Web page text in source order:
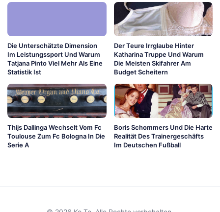
Die Unterschätzte Dimension
Im Leistungssport Und Warum
Tatjana Pinto Viel Mehr Als Eine
Statistik Ist
Der Teure Irrglaube Hinter
Katharina Truppe Und Warum
Die Meisten Skifahrer Am
Budget Scheitern
Thijs Dallinga Wechselt Vom Fc
Toulouse Zum Fc Bologna In Die
Serie A
Boris Schommers Und Die Harte
Realität Des Trainergeschäfts
Im Deutschen Fußball